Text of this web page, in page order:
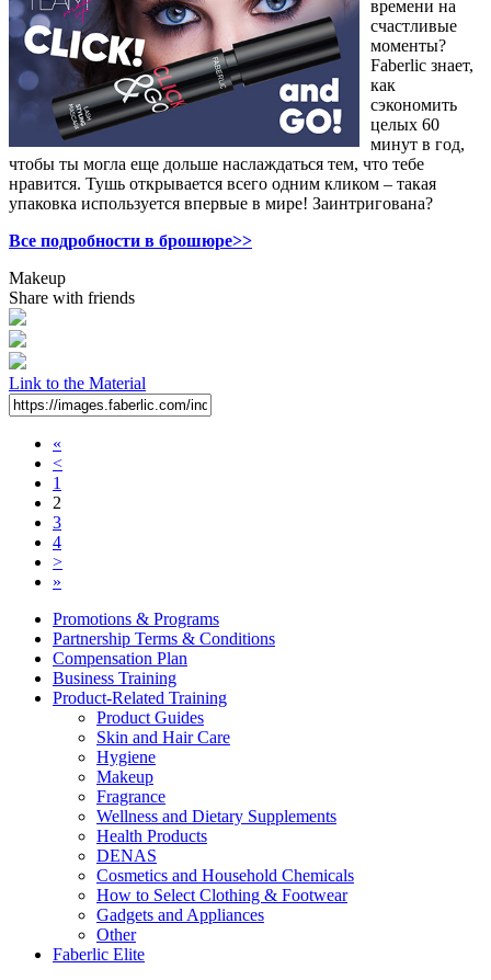
времени на
счастливые
моменты?
Faberlic знает,
как
сэкономить
целых 60
минут в год,
чтобы ты могла еще дольше наслаждаться тем, что тебе
нравится. Тушь открывается всего одним кликом – такая
упаковка используется впервые в мире! Заинтригована?
Все подробности в брошюре>>
Makeup
Share with friends
Link to the Material
«
<
1
2
3
4
>
»
Promotions & Programs
Partnership Terms & Conditions
Compensation Plan
Business Training
Product-Related Training
Product Guides
Skin and Hair Care
Hygiene
Makeup
Fragrance
Wellness and Dietary Supplements
Health Products
DENAS
Cosmetics and Household Chemicals
How to Select Clothing & Footwear
Gadgets and Appliances
Other
Faberlic Elite